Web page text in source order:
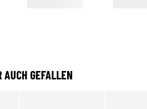
AUCH GEFALLEN